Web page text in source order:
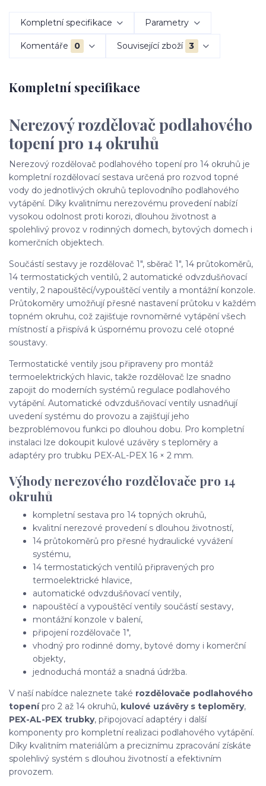
Kompletní specifikace Parametry
Komentáře 0 Související zboží 3
Kompletní specifikace
Nerezový rozdělovač podlahového
topení pro 14 okruhů
Nerezový rozdělovač podlahového topení pro 14 okruhů je
kompletní rozdělovací sestava určená pro rozvod topné
vody do jednotlivých okruhů teplovodního podlahového
vytápění. Díky kvalitnímu nerezovému provedení nabízí
vysokou odolnost proti korozi, dlouhou životnost a
spolehlivý provoz v rodinných domech, bytových domech i
komerčních objektech.
Součástí sestavy je rozdělovač 1", sběrač 1", 14 průtokoměrů,
14 termostatických ventilů, 2 automatické odvzdušňovací
ventily, 2 napouštěcí/vypouštěcí ventily a montážní konzole.
Průtokoměry umožňují přesné nastavení průtoku v každém
topném okruhu, což zajišťuje rovnoměrné vytápění všech
místností a přispívá k úspornému provozu celé otopné
soustavy.
Termostatické ventily jsou připraveny pro montáž
termoelektrických hlavic, takže rozdělovač lze snadno
zapojit do moderních systémů regulace podlahového
vytápění. Automatické odvzdušňovací ventily usnadňují
uvedení systému do provozu a zajišťují jeho
bezproblémovou funkci po dlouhou dobu. Pro kompletní
instalaci lze dokoupit kulové uzávěry s teploměry a
adaptéry pro trubku PEX-AL-PEX 16 × 2 mm.
Výhody nerezového rozdělovače pro 14
okruhů
kompletní sestava pro 14 topných okruhů,
kvalitní nerezové provedení s dlouhou životností,
14 průtokoměrů pro přesné hydraulické vyvážení
systému,
14 termostatických ventilů připravených pro
termoelektrické hlavice,
automatické odvzdušňovací ventily,
napouštěcí a vypouštěcí ventily součástí sestavy,
montážní konzole v balení,
připojení rozdělovače 1",
vhodný pro rodinné domy, bytové domy i komerční
objekty,
jednoduchá montáž a snadná údržba.
V naší nabídce naleznete také rozdělovače podlahového
topenípro 2 až 14 okruhů, kulové uzávěry s teploměry,
PEX-AL-PEX trubky, připojovací adaptéry i další
komponenty pro kompletní realizaci podlahového vytápění.
Díky kvalitním materiálům a preciznímu zpracování získáte
spolehlivý systém s dlouhou životností a efektivním
provozem.